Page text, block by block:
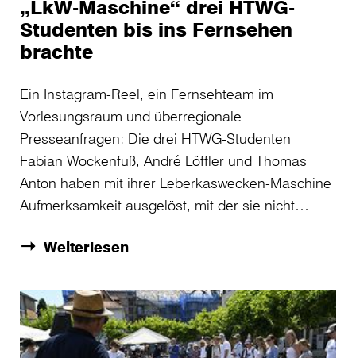
„LkW-Maschine“ drei HTWG-
Studenten bis ins Fernsehen
brachte
Ein Instagram-Reel, ein Fernsehteam im
Vorlesungsraum und überregionale
Presseanfragen: Die drei HTWG-Studenten
Fabian Wockenfuß, André Löffler und Thomas
Anton haben mit ihrer Leberkäswecken-Maschine
Aufmerksamkeit ausgelöst, mit der sie nicht…
Weiterlesen